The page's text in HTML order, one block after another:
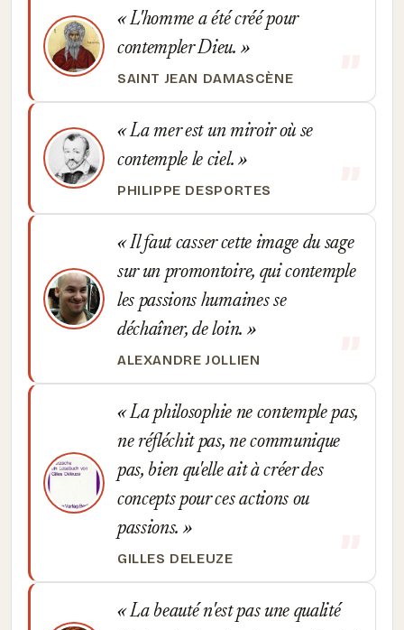
L'homme a été créé pour
contempler Dieu.
SAINT JEAN DAMASCÈNE
La mer est un miroir où se
contemple le ciel.
PHILIPPE DESPORTES
Il faut casser cette image du sage
sur un promontoire, qui contemple
les passions humaines se
déchaîner, de loin.
ALEXANDRE JOLLIEN
La philosophie ne contemple pas,
ne réfléchit pas, ne communique
pas, bien qu'elle ait à créer des
concepts pour ces actions ou
passions.
GILLES DELEUZE
La beauté n'est pas une qualité